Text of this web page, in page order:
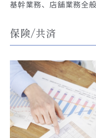
基幹業務、店舗業務全
保険/共済